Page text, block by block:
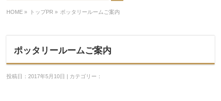
HOME » トップPR » ポッタリールームご案内
ポッタリールームご案内
投稿日：2017年5月10日 | カテゴリー：